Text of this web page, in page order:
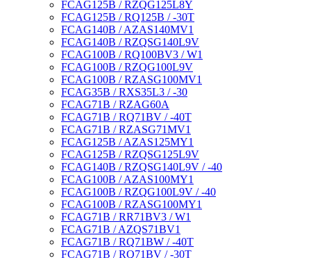
FCAG125B / RZQG125L8Y
FCAG125B / RQ125B / -30T
FCAG140B / AZAS140MV1
FCAG140B / RZQSG140L9V
FCAG100B / RQ100BV3 / W1
FCAG100B / RZQG100L9V
FCAG100B / RZASG100MV1
FCAG35B / RXS35L3 / -30
FCAG71B / RZAG60A
FCAG71B / RQ71BV / -40T
FCAG71B / RZASG71MV1
FCAG125B / AZAS125MY1
FCAG125B / RZQSG125L9V
FCAG140B / RZQSG140L9V / -40
FCAG100B / AZAS100MY1
FCAG100B / RZQG100L9V / -40
FCAG100B / RZASG100MY1
FCAG71B / RR71BV3 / W1
FCAG71B / AZQS71BV1
FCAG71B / RQ71BW / -40T
FCAG71B / RQ71BV / -30T